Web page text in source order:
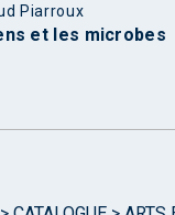
Piarroux
et les microbes